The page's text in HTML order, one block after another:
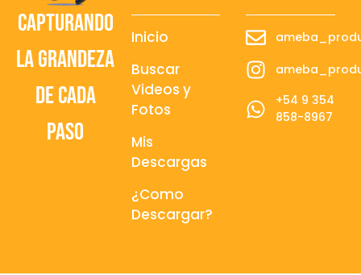
Capturando
la grandeza
de cada
paso
Inicio
Buscar
Videos y
Fotos
Mis
Descargas
¿Como
Descargar?
+54 9 354
858-8967